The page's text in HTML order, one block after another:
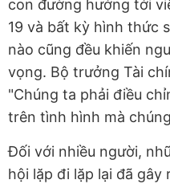
con đường hướng tới
19 và bất kỳ hình thức
nào cũng đều khiến
vọng. Bộ trưởng Tài
"Chúng ta phải điều
trên tình hình mà
Đối với nhiều người,
hội lặp đi lặp lại đã